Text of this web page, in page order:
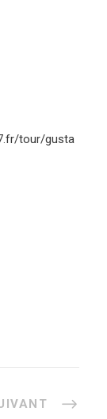
tour/gusta